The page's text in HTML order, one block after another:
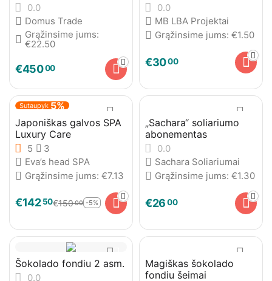
0.0
Domus Trade
Grąžinsime jums:
€22.50
€45000
0.0
MB LBA Projektai
Grąžinsime jums: €1.50
€3000
Sutaupyk 5%
Japoniškas galvos SPA
Luxury Care
5
3
Eva’s head SPA
Grąžinsime jums: €7.13
€142 50€15000 -5%
„Sachara“ soliariumo
abonementas
0.0
Sachara Soliariumai
Grąžinsime jums: €1.30
€2600
Šokolado fondiu 2 asm.
0.0
Magiškas šokolado
fondiu šeimai